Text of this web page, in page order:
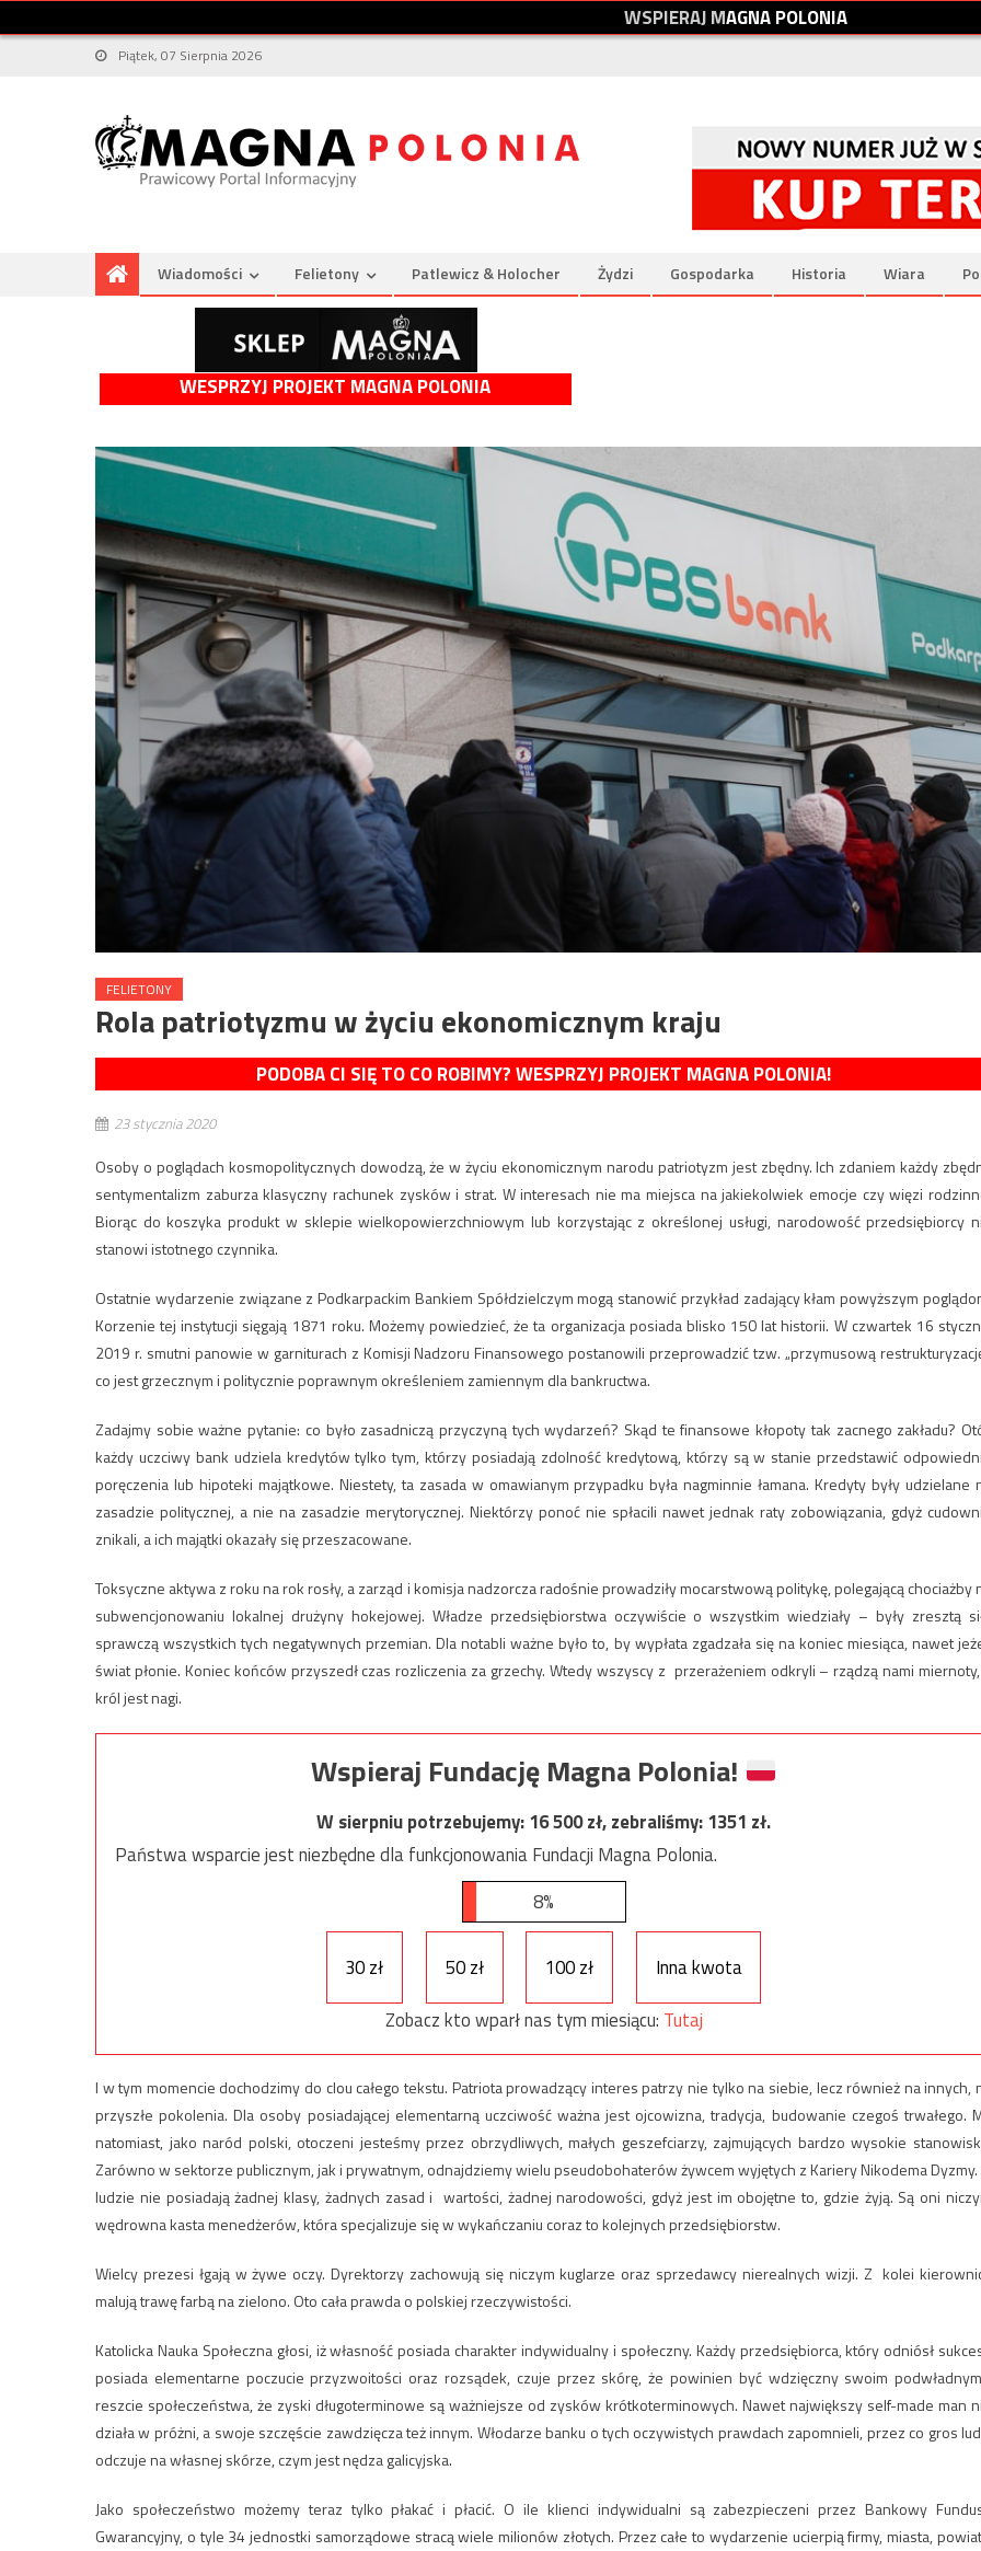
WSPIERAJMAGNAPOLONIA
Piątek, 07 Sierpnia 2026
Wiadomości Felietony Patlewicz & Holocher Żydzi Gospodarka Historia Wiara
WESPRZYJ PROJEKT MAGNA POLONIA
FELIETONY
Rola patriotyzmu w życiu ekonomicznym kraju
PODOBA CI SIĘ TO CO ROBIMY? WESPRZYJ PROJEKT MAGNA POLONIA!
23 stycznia 2020
Osoby o poglądach kosmopolitycznych dowodzą, że w życiu ekonomicznym narodu patriotyzm jest zbędny. Ich zdaniem każdy
sentymentalizm zaburza klasyczny rachunek zysków i strat. W interesach nie ma miejsca na jakiekolwiek emocje czy więzi
Biorąc do koszyka produkt w sklepie wielkopowierzchniowym lub korzystając z określonej usługi, narodowość przedsiębiorcy
stanowi istotnego czynnika.
Ostatnie wydarzenie związane z Podkarpackim Bankiem Spółdzielczym mogą stanowić przykład zadający kłam powyższym
Korzenie tej instytucji sięgają 1871 roku. Możemy powiedzieć, że ta organizacja posiada blisko 150 lat historii. W czwartek 16
2019 r. smutni panowie w garniturach z Komisji Nadzoru Finansowego postanowili przeprowadzić tzw. „przymusową
co jest grzecznym i politycznie poprawnym określeniem zamiennym dla bankructwa.
Zadajmy sobie ważne pytanie: co było zasadniczą przyczyną tych wydarzeń? Skąd te finansowe kłopoty tak zacnego zakładu?
każdy uczciwy bank udziela kredytów tylko tym, którzy posiadają zdolność kredytową, którzy są w stanie przedstawić
poręczenia lub hipoteki majątkowe. Niestety, ta zasada w omawianym przypadku była nagminnie łamana. Kredyty były udzielane
zasadzie politycznej, a nie na zasadzie merytorycznej. Niektórzy ponoć nie spłacili nawet jednak raty zobowiązania, gdyż
znikali, a ich majątki okazały się przeszacowane.
Toksyczne aktywa z roku na rok rosły, a zarząd i komisja nadzorcza radośnie prowadziły mocarstwową politykę, polegającą chociażby
subwencjonowaniu lokalnej drużyny hokejowej. Władze przedsiębiorstwa oczywiście o wszystkim wiedziały – były zresztą
sprawczą wszystkich tych negatywnych przemian. Dla notabli ważne było to, by wypłata zgadzała się na koniec miesiąca, nawet
świat płonie. Koniec końców przyszedł czas rozliczenia za grzechy. Wtedy wszyscy z przerażeniem odkryli – rządzą nami
król jest nagi.
Wspieraj Fundację Magna Polonia!
W sierpniu potrzebujemy:16 500zł, zebraliśmy:1351 zł.
Państwa wsparcie jest niezbędne dla funkcjonowania Fundacji Magna Polonia.
8%
30 zł 50 zł 100 zł
Inna kwota
Zobacz kto wparł nas tym miesiącu: Tutaj
I w tym momencie dochodzimy do clou całego tekstu. Patriota prowadzący interes patrzy nie tylko na siebie, lecz również na innych,
przyszłe pokolenia. Dla osoby posiadającej elementarną uczciwość ważna jest ojcowizna, tradycja, budowanie czegoś trwałego.
natomiast, jako naród polski, otoczeni jesteśmy przez obrzydliwych, małych geszefciarzy, zajmujących bardzo wysokie
Zarówno w sektorze publicznym, jak i prywatnym, odnajdziemy wielu pseudobohaterów żywcem wyjętych z Kariery Nikodema Dyzmy.
ludzie nie posiadają żadnej klasy, żadnych zasad i wartości, żadnej narodowości, gdyż jest im obojętne to, gdzie żyją. Są oni
wędrowna kasta menedżerów, która specjalizuje się w wykańczaniu coraz to kolejnych przedsiębiorstw.
Wielcy prezesi łgają w żywe oczy. Dyrektorzy zachowują się niczym kuglarze oraz sprzedawcy nierealnych wizji. Z kolei
malują trawę farbą na zielono. Oto cała prawda o polskiej rzeczywistości.
Katolicka Nauka Społeczna głosi, iż własność posiada charakter indywidualny i społeczny. Każdy przedsiębiorca, który odniósł
posiada elementarne poczucie przyzwoitości oraz rozsądek, czuje przez skórę, że powinien być wdzięczny swoim
reszcie społeczeństwa, że zyski długoterminowe są ważniejsze od zysków krótkoterminowych. Nawet największy self-made man
działa w próżni, a swoje szczęście zawdzięcza też innym. Włodarze banku o tych oczywistych prawdach zapomnieli, przez co gros
odczuje na własnej skórze, czym jest nędza galicyjska.
Jako społeczeństwo możemy teraz tylko płakać i płacić. O ile klienci indywidualni są zabezpieczeni przez Bankowy
Gwarancyjny, o tyle 34 jednostki samorządowe stracą wiele milionów złotych. Przez całe to wydarzenie ucierpią firmy, miasta,